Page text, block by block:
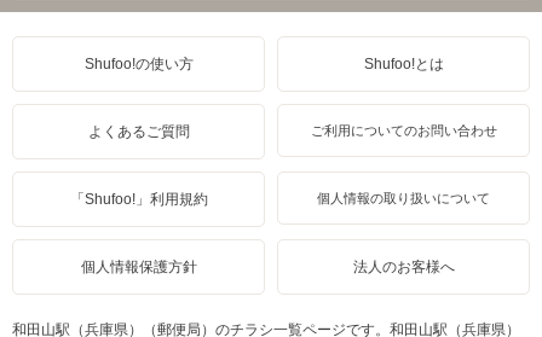
Shufoo!の使い方 Shufoo!とは
よくあるご質問 ご利用についてのお問い合わせ
「Shufoo!」利用規約 個人情報の取り扱いについて
個人情報保護方針 法人のお客様へ
和田山駅（兵庫県）（郵便局）のチラシ一覧ページです。和田山駅（兵庫県）